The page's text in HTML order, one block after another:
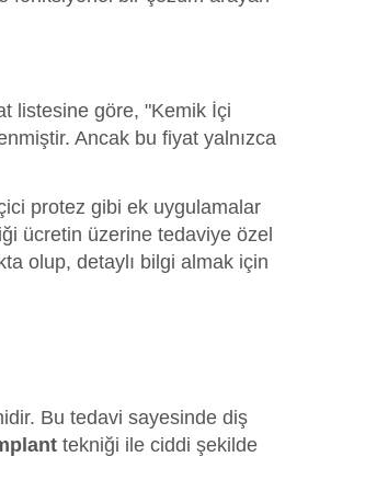
listesine göre, "Kemik İçi
Ancak bu fiyat yalnızca
protez gibi ek uygulamalar
ücretin üzerine tedaviye özel
olup, detaylı bilgi almak için
Bu tedavi sayesinde diş
tekniği ile ciddi şekilde